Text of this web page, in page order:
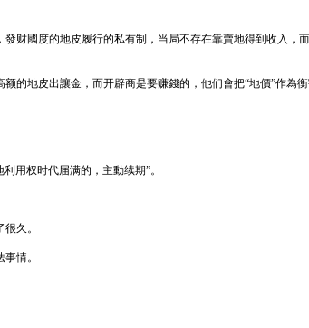
财國度的地皮履行的私有制，当局不存在靠賣地得到收入
的地皮出讓金，而开辟商是要赚錢的，他们會把“地價”作為
用权时代届满的，主動续期”。
久。
情。